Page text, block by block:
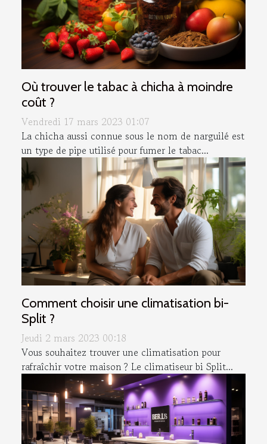
Où trouver le tabac à chicha à moindre
coût ?
Vendredi 17 mars 2023 01:07
La chicha aussi connue sous le nom de narguilé est
un type de pipe utilisé pour fumer le tabac...
Comment choisir une climatisation bi-
Split ?
Jeudi 2 mars 2023 00:18
Vous souhaitez trouver une climatisation pour
rafraîchir votre maison ? Le climatiseur bi Split...